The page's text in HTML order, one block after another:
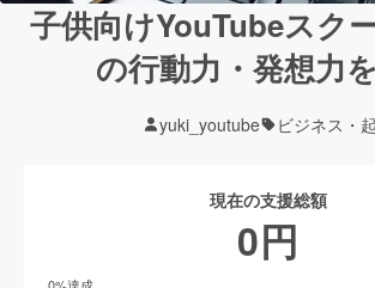
子供向けYouTubeスク
の行動力・発想力
yuki_youtube ビジネス・
現在の支援総額
0円